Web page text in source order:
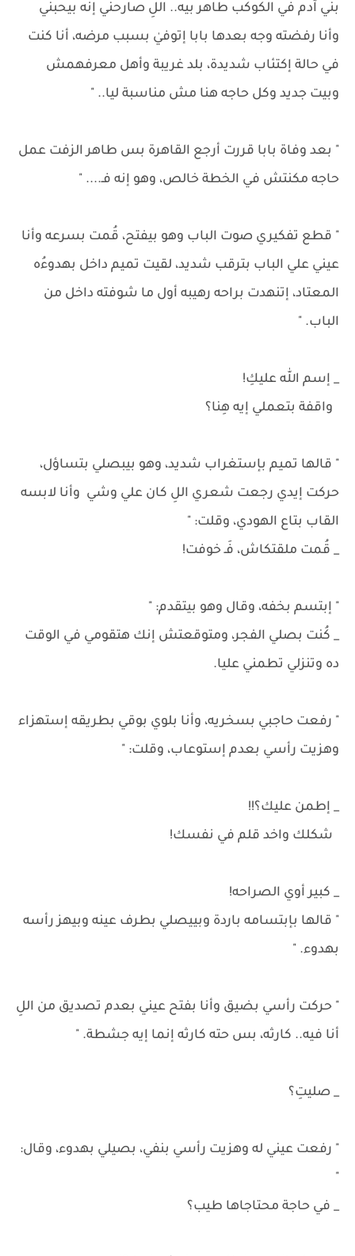
بني آدم في الكوكب طاهر بيه.. اللِ صارحني إنه بيحبني
وأنا رفضته وجه بعدها بابا إتوفيٰ بسبب مرضه، أنا كنت
في حالة إكتئاب شديدة، بلد غريبة وأهل معرفهمش
وبيت جديد وكل حاجه هنا مش مناسبة ليا.. "
" بعد وفاة بابا قررت أرجع القاهرة بس طاهر الزفت عمل
حاجه مكنتش في الخطة خالص، وهو إنه فـ.... "
" قطع تفكيري صوت الباب وهو بيفتح، قُمت بسرعه وأنا
عيني علي الباب بترقب شديد، لقيت تميم داخل بهدوءُه
المعتاد، إتنهدت براحه رهيبه أول ما شوفته داخل من
الباب. "
_ إسم الله عليكِ!
واقفة بتعملي إيه هِنا؟
" قالها تميم بإستغراب شديد، وهو بيبصلي بتساؤل،
حركت إيدي رجعت شعري اللِ كان علي وشي وأنا لابسه
القاب بتاع الهودي، وقلت: "
_ قُمت ملقتكاش، فَـ خوفت!
" إبتسم بخفه، وقال وهو بيتقدم: "
_ كُنت بصلي الفجر، ومتوقعتش إنك هتقومي في الوقت
ده وتنزلي تطمني عليا.
" رفعت حاجبي بسخريه، وأنا بلوي بوقي بطريقه إستهزاء
وهزيت رأسي بعدم إستوعاب، وقلت: "
_ إطمن عليك؟!!
شكلك واخد قلم في نفسك!
_ كبير أوي الصراحه!
" قالها بإبتسامه باردة وبييصلي بطرف عينه وبيهز رأسه
بهدوء. "
" حركت رأسي بضيق وأنا بفتح عيني بعدم تصديق من اللِ
أنا فيه.. كارثه، بس حته كارثه إنما إيه جشطة. "
_ صليتِ؟
" رفعت عيني له وهزيت رأسي بنفي، بصيلي بهدوء، وقال:
"
_ في حاجة محتاجاها طيب؟